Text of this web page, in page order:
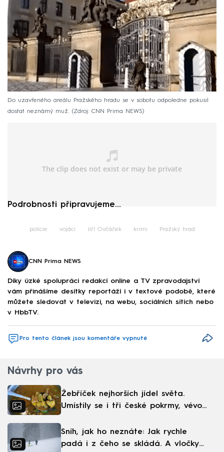
Do uzavřeného areálu Pražského hradu se v sobotu odpoledne pokusil
dostat neznámý muž.
Zdroj: CNN Prima NEWS
Podrobnosti připravujeme...
policie vojáci Jiří Ovčáček krimi Pražský hrad
CNN Prima NEWS
Díky úzké spolupráci redakcí online a TV zpravodajství
vám přinášíme desítky reportáží i v textové podobě, které
můžete sledovat v televizi, na webu, sociálních sítích nebo
v HbbTV.
Pro tento článek jsou komentáře vypnuté
Návrhy pro vás
Žebříček nejhorších jídel světa.
Umístily se i tři české pokrmy, vévodí
Sníh, jak ho neznáte: Jak rychle
padá i z čeho se skládá. A vločky